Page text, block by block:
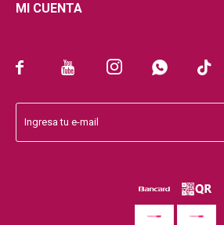
    
MI CUENTA